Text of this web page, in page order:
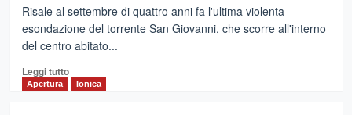
–
Verso
la
messa
in
sicurezza
Risale al settembre di quattro anni fa l'ultima violenta
esondazione del torrente San Giovanni, che scorre all'interno
del centro abitato...
Leggi tuttoLeggi
Apertura Ionica